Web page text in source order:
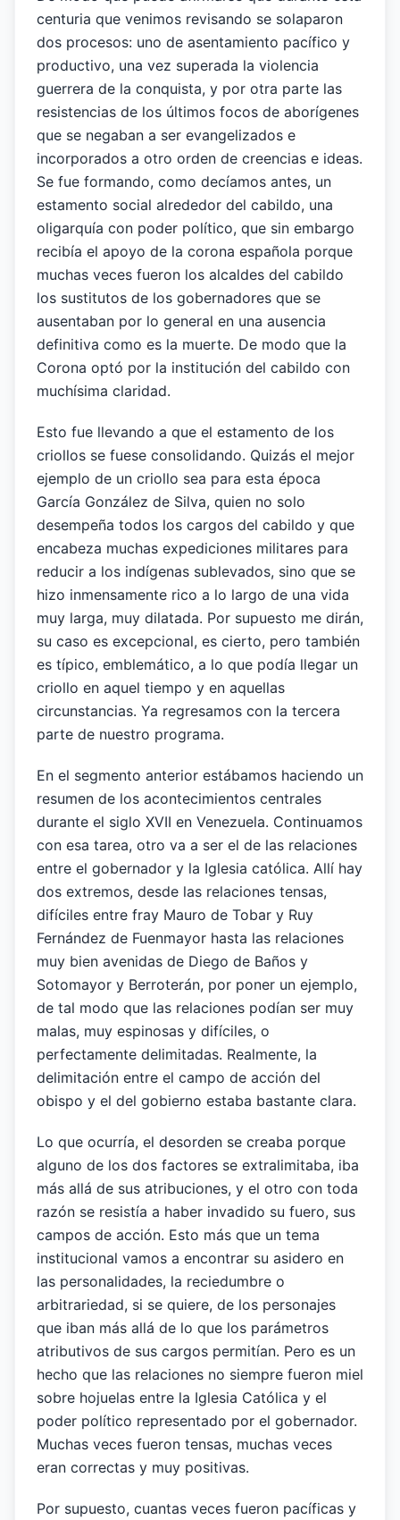
centuria que venimos revisando se solaparon
dos procesos: uno de asentamiento pacífico y
productivo, una vez superada la violencia
guerrera de la conquista, y por otra parte las
resistencias de los últimos focos de aborígenes
que se negaban a ser evangelizados e
incorporados a otro orden de creencias e ideas.
Se fue formando, como decíamos antes, un
estamento social alrededor del cabildo, una
oligarquía con poder político, que sin embargo
recibía el apoyo de la corona española porque
muchas veces fueron los alcaldes del cabildo
los sustitutos de los gobernadores que se
ausentaban por lo general en una ausencia
definitiva como es la muerte. De modo que la
Corona optó por la institución del cabildo con
muchísima claridad.
Esto fue llevando a que el estamento de los
criollos se fuese consolidando. Quizás el mejor
ejemplo de un criollo sea para esta época
García González de Silva, quien no solo
desempeña todos los cargos del cabildo y que
encabeza muchas expediciones militares para
reducir a los indígenas sublevados, sino que se
hizo inmensamente rico a lo largo de una vida
muy larga, muy dilatada. Por supuesto me dirán,
su caso es excepcional, es cierto, pero también
es típico, emblemático, a lo que podía llegar un
criollo en aquel tiempo y en aquellas
circunstancias. Ya regresamos con la tercera
parte de nuestro programa.
En el segmento anterior estábamos haciendo un
resumen de los acontecimientos centrales
durante el siglo XVII en Venezuela. Continuamos
con esa tarea, otro va a ser el de las relaciones
entre el gobernador y la Iglesia católica. Allí hay
dos extremos, desde las relaciones tensas,
difíciles entre fray Mauro de Tobar y Ruy
Fernández de Fuenmayor hasta las relaciones
muy bien avenidas de Diego de Baños y
Sotomayor y Berroterán, por poner un ejemplo,
de tal modo que las relaciones podían ser muy
malas, muy espinosas y difíciles, o
perfectamente delimitadas. Realmente, la
delimitación entre el campo de acción del
obispo y el del gobierno estaba bastante clara.
Lo que ocurría, el desorden se creaba porque
alguno de los dos factores se extralimitaba, iba
más allá de sus atribuciones, y el otro con toda
razón se resistía a haber invadido su fuero, sus
campos de acción. Esto más que un tema
institucional vamos a encontrar su asidero en
las personalidades, la reciedumbre o
arbitrariedad, si se quiere, de los personajes
que iban más allá de lo que los parámetros
atributivos de sus cargos permitían. Pero es un
hecho que las relaciones no siempre fueron miel
sobre hojuelas entre la Iglesia Católica y el
poder político representado por el gobernador.
Muchas veces fueron tensas, muchas veces
eran correctas y muy positivas.
Por supuesto, cuantas veces fueron pacíficas y